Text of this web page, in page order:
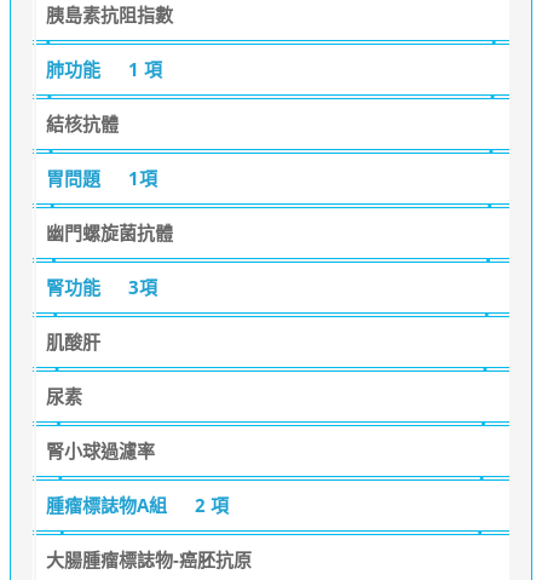
胰島素抗阻指數
肺功能 1 項
結核抗體
胃問題 1項
幽門螺旋菌抗體
腎功能 3項
肌酸肝
尿素
腎小球過濾率
腫瘤標誌物A組 2 項
大腸腫瘤標誌物-癌胚抗原